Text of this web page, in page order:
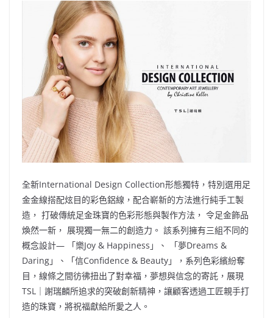
全新International Design Collection形態獨特，特別選用足
金金線搭配炫目的彩色鋁線，配合嶄新的方法進行純手工製
造， 打破傳統足金珠寶的色彩形態與製作方法， 令足金飾品
煥然一新， 展現獨一無二的創造力。 該系列擁有三組不同的
概念設計— 「樂Joy & Happiness」、 「夢Dreams &
Daring」、「信Confidence & Beauty」，系列色彩繽紛奪
目，線條之間彷彿扭出了對幸福，夢想與信念的寄託，展現
TSL｜謝瑞麟所追求的突破創新精神，讓顧客透過工匠親手打
造的珠寶，將祝福獻給所愛之人。